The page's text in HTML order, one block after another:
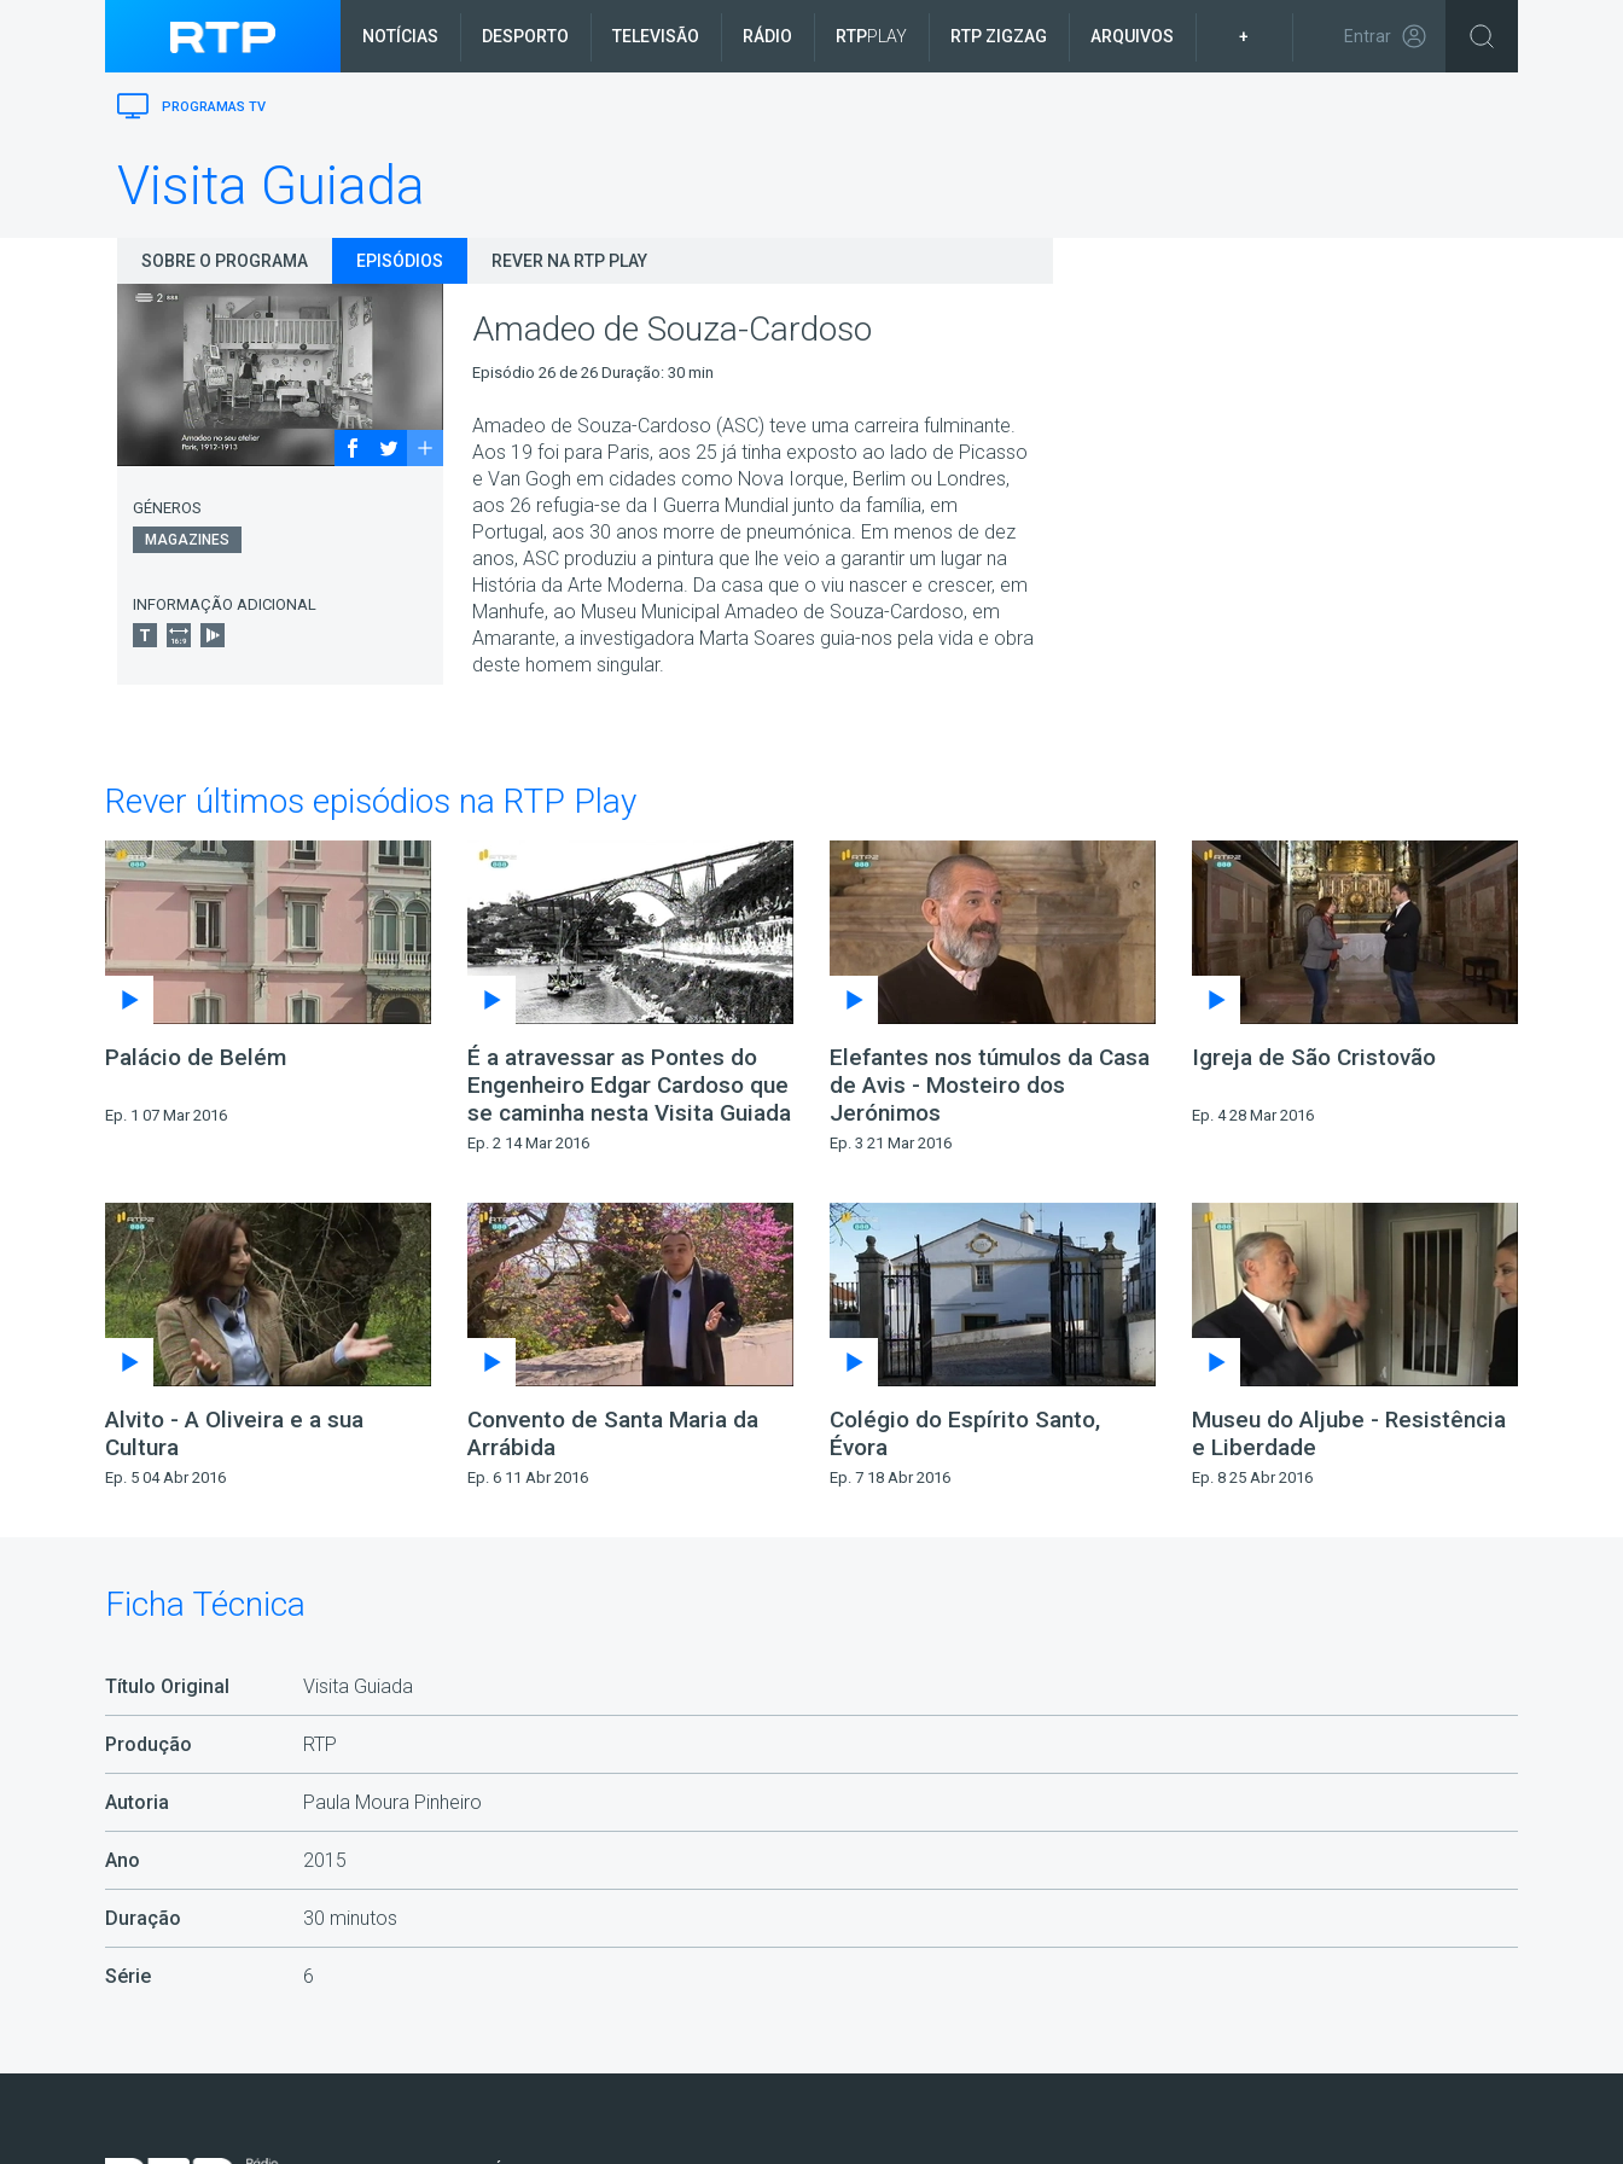
NOTÍCIAS DESPORTO TELEVISÃO RÁDIO RTPPLAY RTP ZIGZAG ARQUIVOS + Entrar
PROGRAMAS TV
Visita Guiada
SOBRE O PROGRAMA EPISÓDIOS REVER NA RTP PLAY
GÉNEROS
MAGAZINES
INFORMAÇÃO ADICIONAL
Amadeo de Souza-Cardoso
Episódio 26 de 26 Duração: 30 min
Amadeo de Souza-Cardoso (ASC) teve uma carreira fulminante.
Aos 19 foi para Paris, aos 25 já tinha exposto ao lado de Picasso
e Van Gogh em cidades como Nova Iorque, Berlim ou Londres,
aos 26 refugia-se da I Guerra Mundial junto da família, em
Portugal, aos 30 anos morre de pneumónica. Em menos de dez
anos, ASC produziu a pintura que lhe veio a garantir um lugar na
História da Arte Moderna. Da casa que o viu nascer e crescer, em
Manhufe, ao Museu Municipal Amadeo de Souza-Cardoso, em
Amarante, a investigadora Marta Soares guia-nos pela vida e obra
deste homem singular.
Rever últimos episódios na RTP Play
Palácio de Belém
Ep. 1 07 Mar 2016
É a atravessar as Pontes do
Engenheiro Edgar Cardoso que
se caminha nesta Visita Guiada
Ep. 2 14 Mar 2016
Elefantes nos túmulos da Casa
de Avis - Mosteiro dos
Jerónimos
Ep. 3 21 Mar 2016
Igreja de São Cristovão
Ep. 4 28 Mar 2016
Alvito - A Oliveira e a sua
Cultura
Ep. 5 04 Abr 2016
Convento de Santa Maria da
Arrábida
Ep. 6 11 Abr 2016
Colégio do Espírito Santo,
Évora
Ep. 7 18 Abr 2016
Museu do Aljube - Resistência
e Liberdade
Ep. 8 25 Abr 2016
Ficha Técnica
Título Original Visita Guiada
Produção RTP
Autoria Paula Moura Pinheiro
Ano 2015
Duração 30 minutos
Série 6